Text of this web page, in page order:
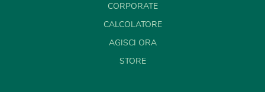
CORPORATE
CALCOLATORE
AGISCI ORA
STORE